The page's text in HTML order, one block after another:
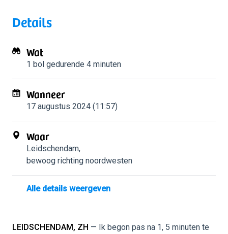
Details
Wat
1 bol gedurende 4 minuten
Wanneer
17 augustus 2024 (11:57)
Waar
Leidschendam,
bewoog richting noordwesten
Alle details weergeven
LEIDSCHENDAM, ZH — Ik begon pas na 1, 5 minuten te